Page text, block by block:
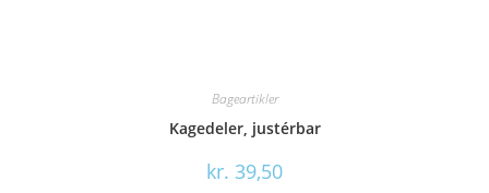
Bageartikler
Kagedeler, justérbar
kr. 39,50